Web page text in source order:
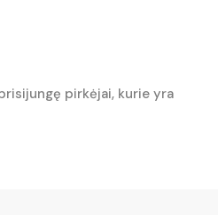
pirkėjai, kurie yra